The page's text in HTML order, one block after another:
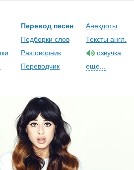
Перевод песен
Подборки слов
Разговорник
Переводчик
Анекдоты
Тексты англ.
озвучка
еще...